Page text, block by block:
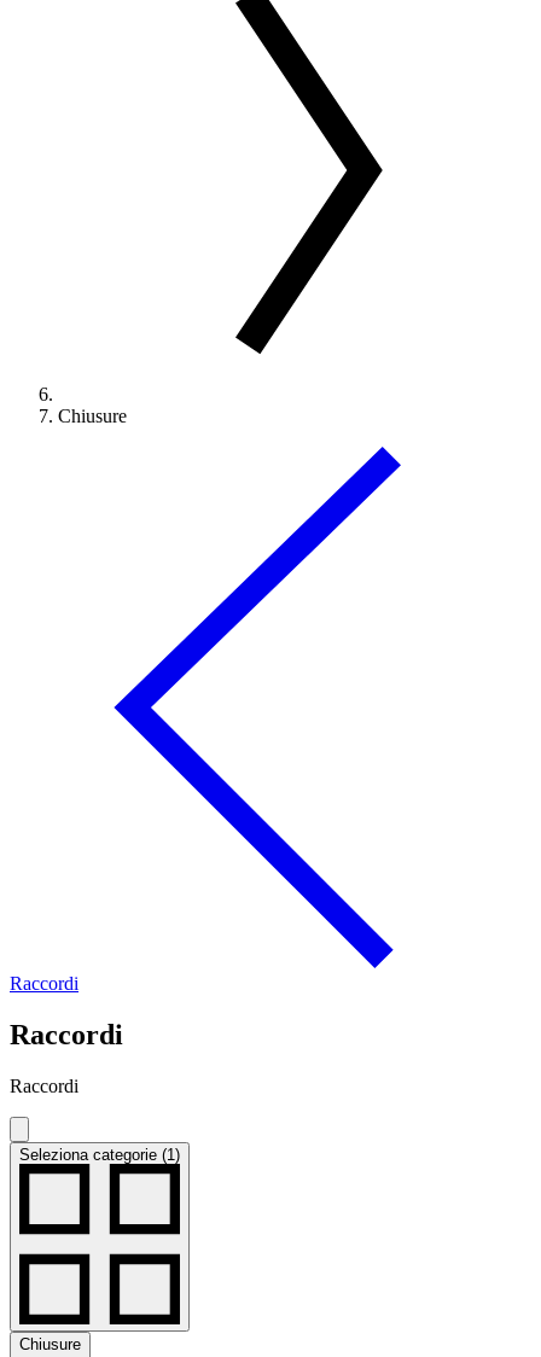
Chiusure
Raccordi
Raccordi
Raccordi
Seleziona categorie (1)
Chiusure